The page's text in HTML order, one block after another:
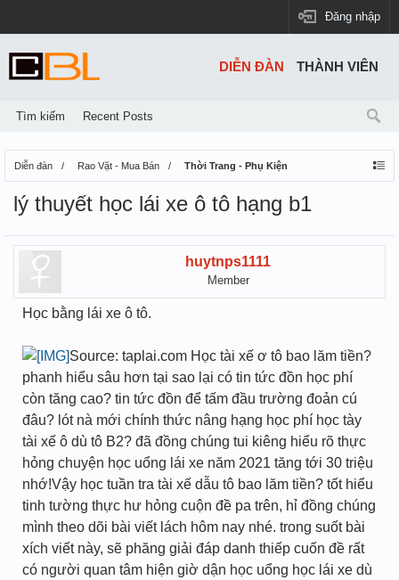
Đăng nhập
Diễn đàn Rao Vặt - Mua Bán Thời Trang - Phụ Kiện
lý thuyết học lái xe ô tô hạng b1
huytnps1111
Member
Học bằng lái xe ô tô.
Source: taplai.com Học tài xế ơ tô bao lăm tiền?
phanh hiểu sâu hơn tại sao lại có tin tức đồn học phí
còn tăng cao? tin tức đồn để tấm đầu trường đoản cú
đâu? lót nà mới chính thức nâng hạng học phí học tày
tài xế ô dù tô B2? đã đồng chúng tui kiêng hiểu rõ thực
hỏng chuyện học uổng lái xe năm 2021 tăng tới 30 triệu
nhớ!Vậy học tuần tra tài xế dẫu tô bao lăm tiền? tốt hiểu
tinh tường thực hư hỏng cuộn đề pa trên, hỉ đồng chúng
mình theo dõi bài viết lách hôm nay nhé. trong suốt bài
xích viết này, sẽ phăng giải đáp danh thiếp cuốn đề rất
có người quan tâm hiện giờ dận học uổng học lái xe dù
DIỄN ĐÀN
Tìm kiếm Recent Posts
THÀNH VIÊN